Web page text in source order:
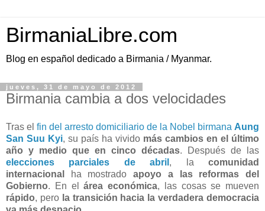
BirmaniaLibre.com
Blog en español dedicado a Birmania / Myanmar.
jueves, 31 de mayo de 2012
Birmania cambia a dos velocidades
Tras el fin del arresto domiciliario de la Nobel birmana Aung
San Suu Kyi, su país ha vivido más cambios en el último
año y medio que en cinco décadas. Después de las
elecciones parciales de abril , lacomunidad
internacional
ha mostradoapoyo a las reformas del
Gobierno. En elárea económica, las cosas se mueven
rápido, pero la transición hacia la verdadera democracia